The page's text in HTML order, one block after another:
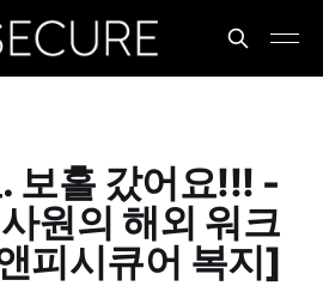
보홀 갔어요!!! -
원의 해외 워크
피시큐어 복지]